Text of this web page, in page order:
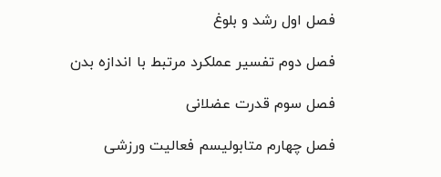
فصل اول رشد و بلوغ
فصل دوم تفسیر عملکرد مرتبط با اندازه بدن
فصل سوم قدرت عضلانی
فصل چهارم متابولیسم فعالیت ورزشی